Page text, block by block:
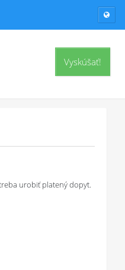
Vyskúšať!
urobiť platený dopyt.